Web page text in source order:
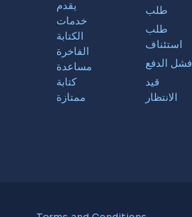
طلب
طلب
استئناف
فشل الدفع
قيد
الانتظار
يقدم
خدمات
الكتابة
الفاخرة
مساعدة
كتابة
ممتازة